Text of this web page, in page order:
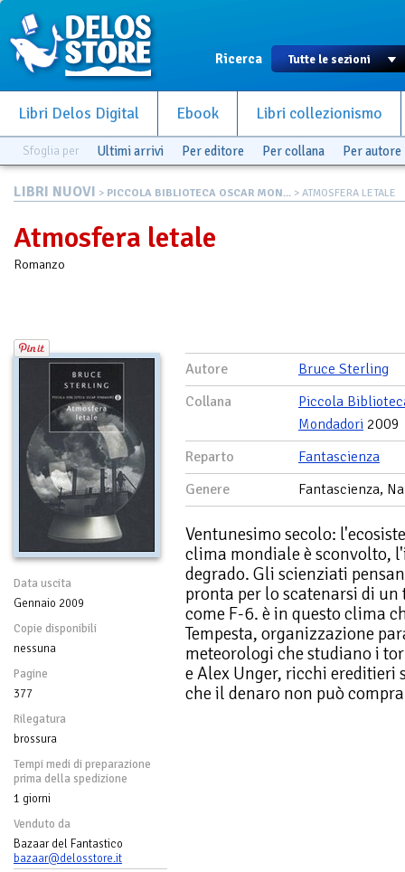
Ricerca
Libri Delos Digital Ebook Libri collezionismo
Sfoglia per Ultimi arrivi Per editore Per collana Per autore
LIBRI NUOVI > PICCOLA BIBLIOTECA OSCAR MON... > ATMOSFERA LETALE
Atmosfera letale
Romanzo
Data uscita
Gennaio 2009
Copie disponibili
nessuna
Pagine
377
Rilegatura
brossura
Tempi medi di preparazione
prima della spedizione
1 giorni
Venduto da
Bazaar del Fantastico
bazaar@delosstore.it
Autore
Bruce Sterling
Collana
Piccola
Mondadori 2009
Reparto
Fantascienza
Genere
Fantascienza,
Ventunesimo secolo:
clima mondiale è sconvolto,
degrado. Gli scienziati
pronta per lo scatenarsi di
come F-6. è in questo clima
Tempesta, organizzazione
meteorologi che studiano i
e Alex Unger, ricchi ereditieri
che il denaro non può